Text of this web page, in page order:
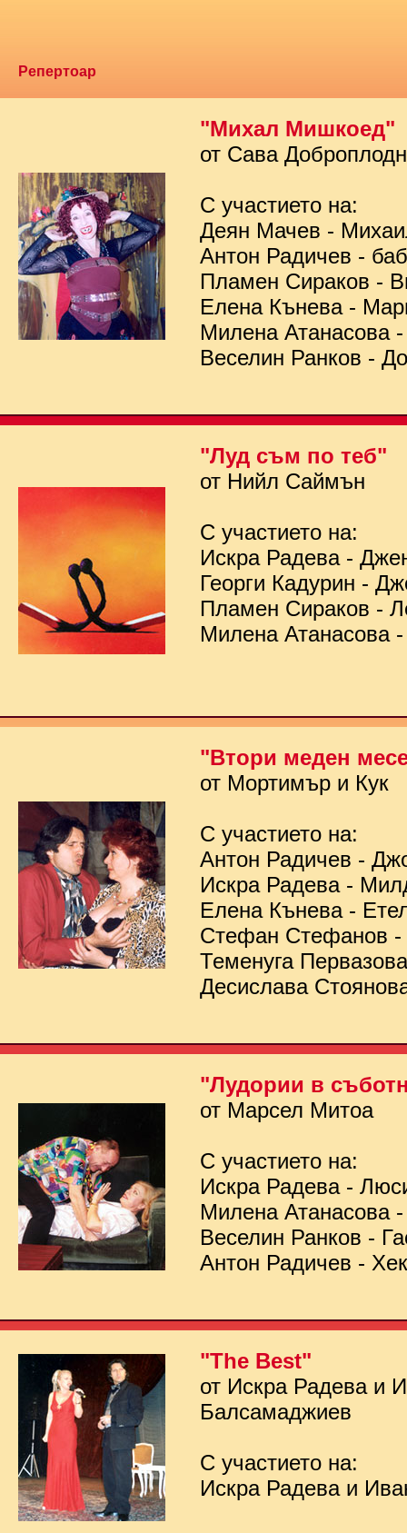
Репертоар
"Михал Мишкоед"
от Сава
С участието на:
Деян Мачев -
Антон Радичев -
Пламен Сираков -
Елена Кънева -
Милена Атанасова
Веселин Ранков -
"Луд съм по теб"
от Нийл Саймън
С участието на:
Искра Радева -
Георги Кадурин -
Пламен Сираков -
Милена Атанасова
"Втори меден
от Мортимър и Кук
С участието на:
Антон Радичев -
Искра Радева -
Елена Кънева -
Стефан Стефанов
Теменуга
Десислава
"Лудории в
от Марсел Митоа
С участието на:
Искра Радева -
Милена Атанасова
Веселин Ранков -
Антон Радичев -
"The Best"
от Искра Радева и
Балсамаджиев
С участието на:
Искра Радева и